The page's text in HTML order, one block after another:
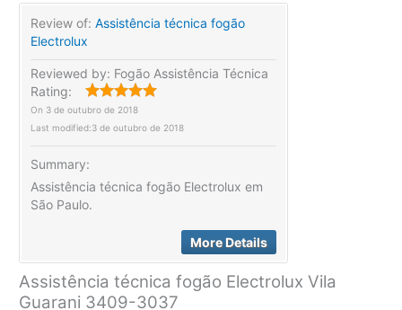
Review of:Assistência técnica fogão
Electrolux
Reviewed by: Fogão Assistência Técnica
Rating:
On 3 de outubro de 2018
Last modified:3 de outubro de 2018
Summary:
Assistência técnica fogão Electrolux em
São Paulo.
More Details
Assistência técnica fogão Electrolux Vila
Guarani 3409-3037